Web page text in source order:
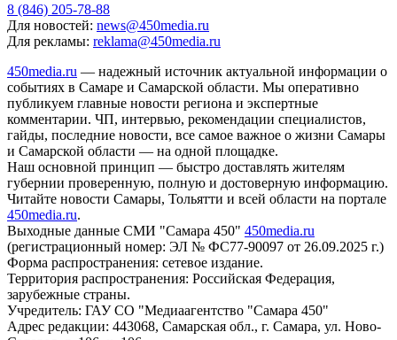
8 (846) 205-78-88
Для новостей: news@450media.ru
Для рекламы: reklama@450media.ru
450media.ru — надежный источник актуальной информации о
событиях в Самаре и Самарской области. Мы оперативно
публикуем главные новости региона и экспертные
комментарии. ЧП, интервью, рекомендации специалистов,
гайды, последние новости, все самое важное о жизни Самары
и Самарской области — на одной площадке.
Наш основной принцип — быстро доставлять жителям
губернии проверенную, полную и достоверную информацию.
Читайте новости Самары, Тольятти и всей области на портале
450media.ru.
Выходные данные СМИ "Самара 450" 450media.ru
(регистрационный номер: ЭЛ № ФС77-90097 от 26.09.2025 г.)
Форма распространения: сетевое издание.
Территория распространения: Российская Федерация,
зарубежные страны.
Учредитель: ГАУ СО "Медиаагентство "Самара 450"
Адрес редакции: 443068, Самарская обл., г. Самара, ул. Ново-